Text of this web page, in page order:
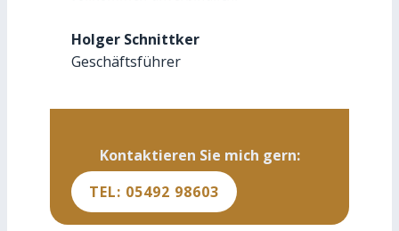
Holger Schnittker
Geschäftsführer
Kontaktieren Sie mich gern:
TEL: 05492 98603